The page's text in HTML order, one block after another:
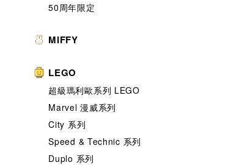
50周年限定
MIFFY
LEGO
超級瑪利歐系列 LEGO
Marvel 漫威系列
City 系列
Speed & Technic 系列
Duplo 系列